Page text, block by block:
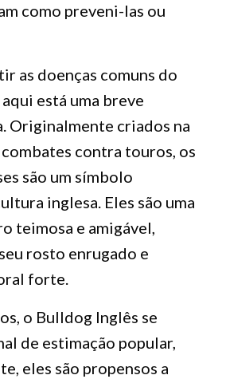
como preveni-las ou
as doenças comuns do
está uma breve
Originalmente criados na
contra touros, os
são um símbolo
inglesa. Eles são uma
teimosa e amigável,
rosto enrugado e
forte.
o Bulldog Inglês se
de estimação popular,
eles são propensos a